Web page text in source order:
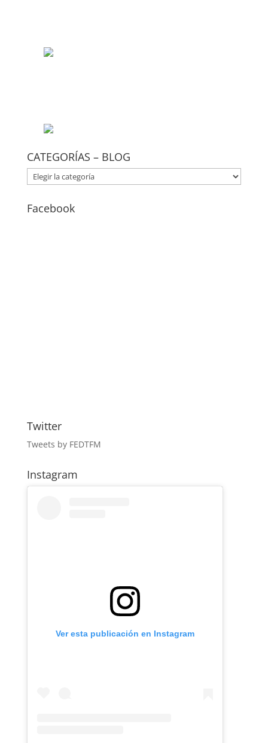
CATEGORÍAS – BLOG
CATEGORÍAS
–
Facebook
Twitter
Tweets by FEDTFM
Instagram
Ver esta publicación en Instagram